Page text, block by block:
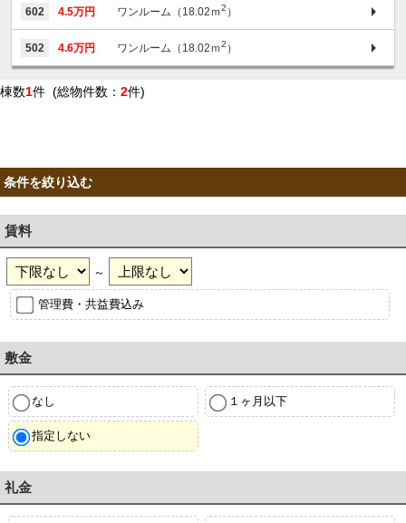
602 4.5万円 ワンルーム（18.02ｍ2 ）
502 4.6万円 ワンルーム（18.02ｍ2 ）
棟数1件 (総物件数： 2件)
条件を絞り込む
賃料
～
管理費・共益費込み
敷金
なし １ヶ月以下
指定しない
礼金